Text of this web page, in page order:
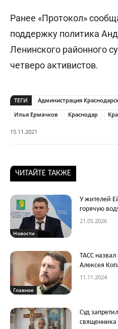
Ранее «Протокол»
поддержку политика
Ленинского районного
четверо активистов.
ТЕГИ Администрация
Илья Ермачков
Краснодар
15.11.2021
ЧИТАЙТЕ ТАКЖЕ
Новости
У жителей
горячую
21.05.2026
Главное
ТАСС
Алексея
11.11.2024
Суд
священника